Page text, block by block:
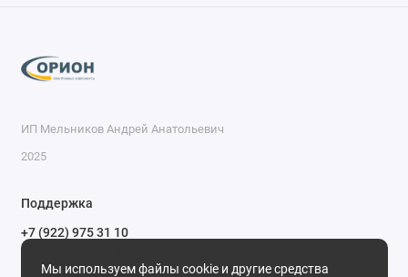
Мы используем файлы cookie и другие средства
ИП Мельников Андрей Анатольевич
2025
Поддержка
+7 (922) 975 31 10
+7 (909) 144 34 47